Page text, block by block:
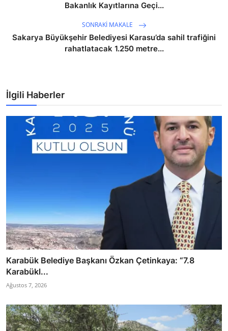
Bakanlık Kayıtlarına Geçi...
SONRAKI MAKALE
Sakarya Büyükşehir Belediyesi Karasu’da sahil trafiğini
rahatlatacak 1.250 metre...
İlgili Haberler
Karabük Belediye Başkanı Özkan Çetinkaya: “7.8
Karabükl...
Ağustos 7, 2026